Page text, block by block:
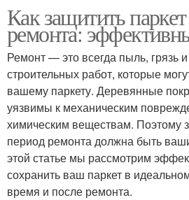
Как защитить
ремонта:
Ремонт — это всегда пыль, грязь
строительных работ, которые
вашему паркету. Деревянные
уязвимы к механическим
химическим веществам. Поэтому
период ремонта должна быть
этой статье мы рассмотрим
сохранить ваш паркет в
время и после ремонта.